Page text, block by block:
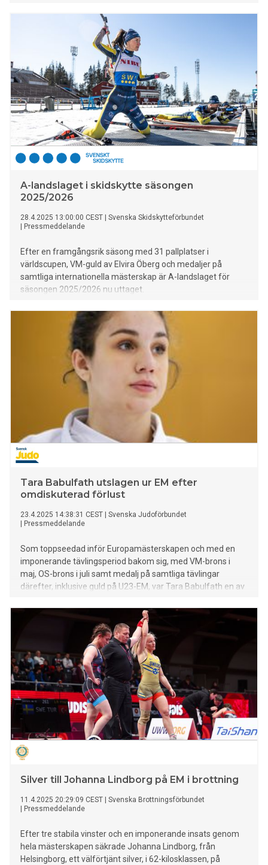
fram emot vilka framgångar som årets europamästerskap
kan resultera i” säger Ida Jönsson, förbundstränare för
A-landslaget i skidskytte säsongen
2025/2026
28.4.2025 13:00:00 CEST
Svenska Skidskytteförbundet
Pressmeddelande
Efter en framgångsrik säsong med 31 pallplatser i
världscupen, VM-guld av Elvira Öberg och medaljer på
samtliga internationella mästerskap är A-landslaget för
säsongen 2025/2026 nu uttaget.
Tara Babulfath utslagen ur EM efter
omdiskuterad förlust
23.4.2025 14:38:31 CEST
Svenska Judoförbundet
Pressmeddelande
Som toppseedad inför Europamästerskapen och med en
imponerande tävlingsperiod bakom sig, med VM-brons i
maj, OS-brons i juli samt medalj på samtliga tävlingar
därefter, inklusive guld på U23-EM, var Tara Babulfath en av
tyvärr redan i andra omgången efter att Babulfath tilldelats
tre varningar och därmed diskvalificerats.
Silver till Johanna Lindborg på EM i brottning
11.4.2025 20:29:09 CEST
Svenska Brottningsförbundet
Pressmeddelande
Efter tre stabila vinster och en imponerande insats genom
hela mästerskapen säkrade Johanna Lindborg, från
Helsingborg, ett välförtjänt silver, i 62-kilosklassen, på